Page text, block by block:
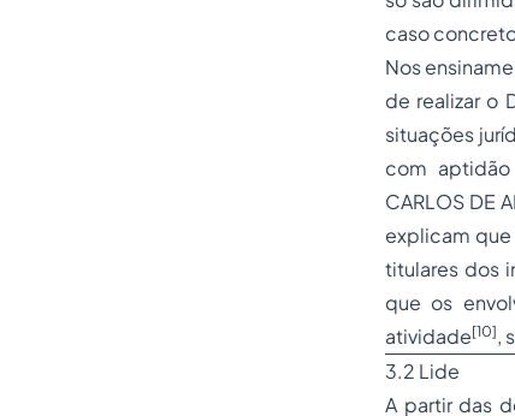
caso
Nos
de realizar o
situações
com aptidão
CARLOS DE
explicam
titulares dos
que os
atividade[10],
3.2 Lide
A partir das